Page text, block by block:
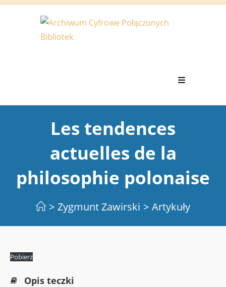
Koniec
Les tendences
actuelles de la
philosophie polonaise
> Zygmunt Zawirski > Artykuły
Pobierz
Opis teczki